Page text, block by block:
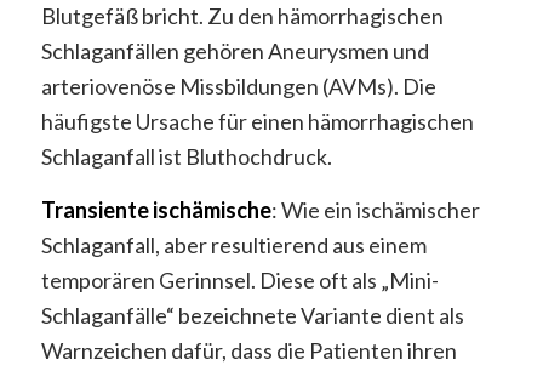
Blutgefäß bricht. Zu den hämorrhagischen
Schlaganfällen gehören Aneurysmen und
arteriovenöse Missbildungen (AVMs). Die
häufigste Ursache für einen hämorrhagischen
Schlaganfall ist Bluthochdruck.
Transiente ischämische: Wie ein ischämischer
Schlaganfall, aber resultierend aus einem
temporären Gerinnsel. Diese oft als „Mini-
Schlaganfälle“ bezeichnete Variante dient als
Warnzeichen dafür, dass die Patienten ihren